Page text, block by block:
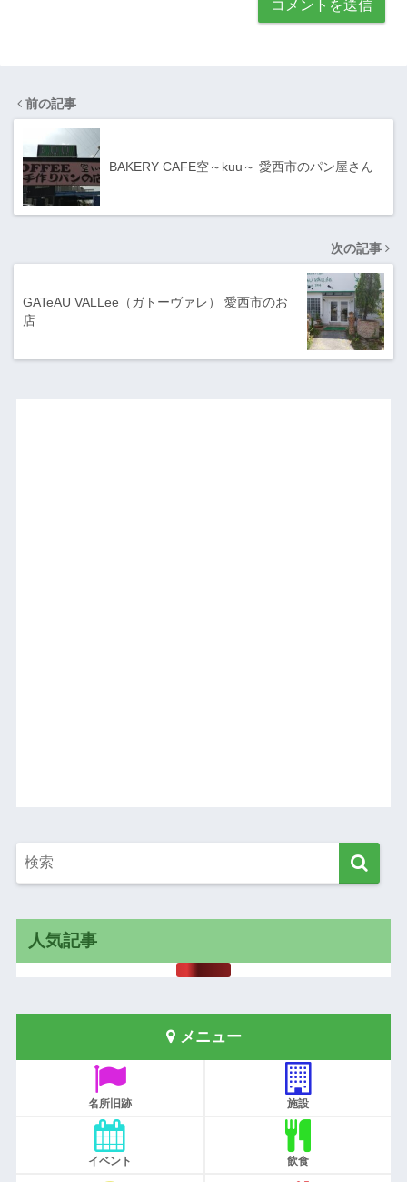
前の記事
BAKERY CAFE空～kuu～ 愛西市のパン屋さん
次の記事
GATeAU VALLee（ガトーヴァレ） 愛西市のお
店
人気記事
メニュー
名所旧跡 施設
イベント 飲食